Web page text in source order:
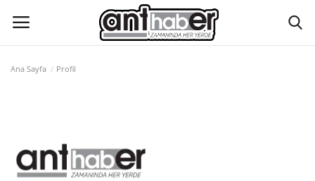
Aktüel Magazin
Ana Sayfa Profil